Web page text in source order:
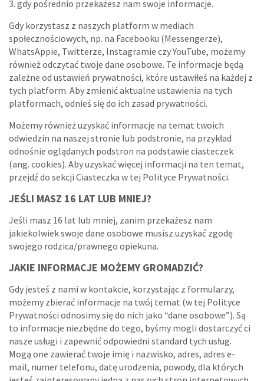
3. gdy pośrednio przekażesz nam swoje informacje.
Gdy korzystasz z naszych platform w mediach
społecznościowych, np. na Facebooku (Messengerze),
WhatsAppie, Twitterze, Instagramie czy YouTube, możemy
również odczytać twoje dane osobowe. Te informacje będą
zależne od ustawień prywatności, które ustawiłeś na każdej z
tych platform. Aby zmienić aktualne ustawienia na tych
platformach, odnieś się do ich zasad prywatności.
Możemy również uzyskać informacje na temat twoich
odwiedzin na naszej stronie lub podstronie, na przykład
odnośnie oglądanych podstron na podstawie ciasteczek
(ang. cookies). Aby uzyskać więcej informacji na ten temat,
przejdź do sekcji Ciasteczka w tej Polityce Prywatności.
JEŚLI MASZ 16 LAT LUB MNIEJ?
Jeśli masz 16 lat lub mniej, zanim przekażesz nam
jakiekolwiek swoje dane osobowe musisz uzyskać zgodę
swojego rodzica/prawnego opiekuna.
JAKIE INFORMACJE MOŻEMY GROMADZIĆ?
Gdy jesteś z nami w kontakcie, korzystając z formularzy,
możemy zbierać informacje na twój temat (w tej Polityce
Prywatności odnosimy się do nich jako “dane osobowe”). Są
to informacje niezbędne do tego, byśmy mogli dostarczyć ci
nasze usługi i zapewnić odpowiedni standard tych usług.
Mogą one zawierać twoje imię i nazwisko, adres, adres e-
mail, numer telefonu, datę urodzenia, powody, dla których